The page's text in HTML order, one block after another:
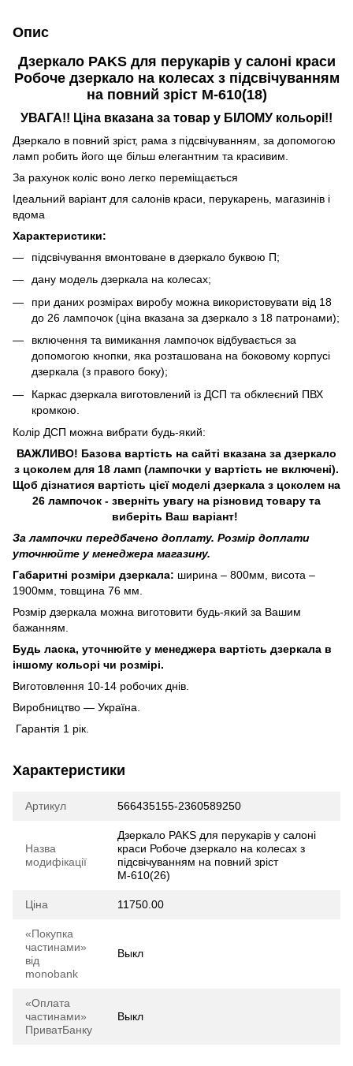
Опис
Дзеркало PAKS для перукарів у салоні краси
Робоче дзеркало на колесах з підсвічуванням
на повний зріст М-610(18)
УВАГА!! Ціна вказана за товар у БІЛОМУ кольорі!!
Дзеркало в повний зріст, рама з підсвічуванням, за допомогою
ламп робить його ще більш елегантним та красивим.
За рахунок коліс воно легко переміщається
Ідеальний варіант для салонів краси, перукарень, магазинів і
вдома
Характеристики:
підсвічування вмонтоване в дзеркало буквою П;
дану модель дзеркала на колесах;
при даних розмірах виробу можна використовувати від 18
до 26 лампочок (ціна вказана за дзеркало з 18 патронами);
включення та вимикання лампочок відбувається за
допомогою кнопки, яка розташована на боковому корпусі
дзеркала (з правого боку);
Каркас дзеркала виготовлений із ДСП та обклеєний ПВХ
кромкою.
Колір ДСП можна вибрати будь-який:
ВАЖЛИВО! Базова вартість на сайті вказана за дзеркало
з цоколем для 18 ламп (лампочки у вартість не включені).
Щоб дізнатися вартість цієї моделі дзеркала з цоколем на
26 лампочок - зверніть увагу на різновид товару та
виберіть Ваш варіант!
За лампочки передбачено доплату. Розмір доплати
уточнюйте у менеджера магазину.
Габаритні розміри дзеркала: ширина – 800мм, висота –
1900мм, товщина 76 мм.
Розмір дзеркала можна виготовити будь-який за Вашим
бажанням.
Будь ласка, уточнюйте у менеджера вартість дзеркала в
іншому кольорі чи розмірі.
Виготовлення 10-14 робочих днів.
Виробництво — Україна.
Гарантія 1 рік.
Характеристики
Артикул 566435155-2360589250
Назва
модифікації
Дзеркало PAKS для перукарів у салоні
краси Робоче дзеркало на колесах з
підсвічуванням на повний зріст
М-610(26)
Ціна 11750.00
«Покупка
частинами»
від
monobank
Выкл
«Оплата
частинами»
ПриватБанку
Выкл